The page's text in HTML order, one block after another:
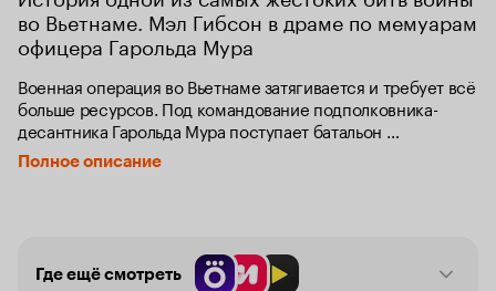
во Вьетнаме. Мэл Гибсон в драме по мемуарам
офицера Гарольда Мура
Военная операция во Вьетнаме затягивается и требует всё
больше ресурсов. Под командование подполковника-
десантника Гарольда Мура поступает батальон
аэромобильной дивизии. Но в первом же крупном
сражении 395 американцев оказываются в окружении,
Полное описание
Где ещё смотреть